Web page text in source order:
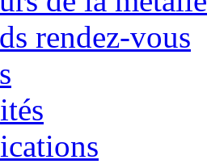
rendez-vous